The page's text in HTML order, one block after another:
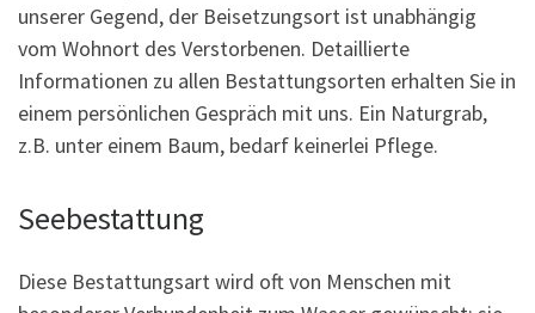
unserer Gegend, der Beisetzungsort ist unabhängig
vom Wohnort des Verstorbenen. Detaillierte
Informationen zu allen Bestattungsorten erhalten Sie in
einem persönlichen Gespräch mit uns. Ein Naturgrab,
z.B. unter einem Baum, bedarf keinerlei Pflege.
Seebestattung
Diese Bestattungsart wird oft von Menschen mit